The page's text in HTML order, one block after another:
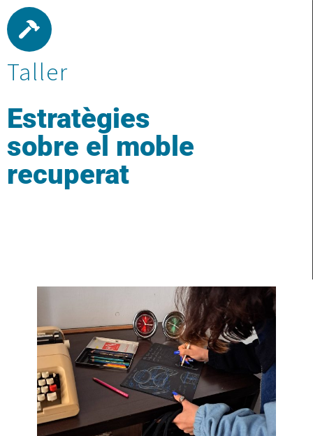
Taller
Estratègies
sobre el moble
recuperat